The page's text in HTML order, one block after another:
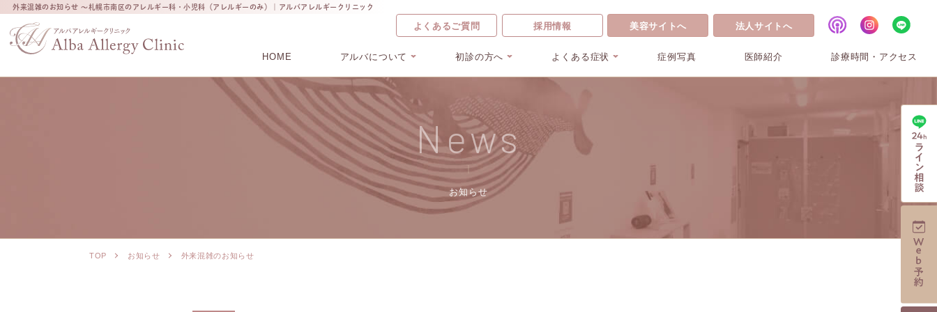
外来混雑のお知らせ ～札幌市南区のアレルギー科・小児科（アレルギーのみ）｜アルバアレルギークリニック
よくあるご質問 採用情報 美容サイトへ 法人サイトへ
HOME アルバについて 初診の方へ よくある症状 症例写真 医師紹介 診療時間・アクセス
News
お知らせ
TOP お知らせ 外来混雑のお知らせ